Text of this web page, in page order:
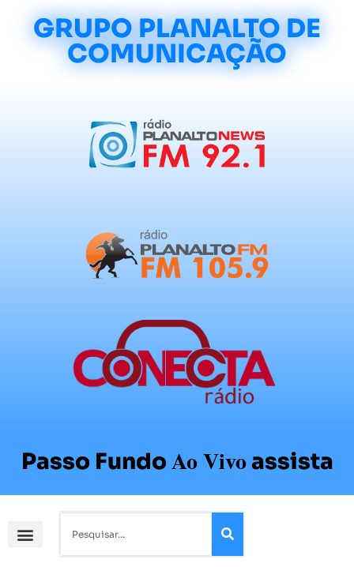
GRUPO PLANALTO DE
COMUNICAÇÃO
Passo FundoAo Vivoassista